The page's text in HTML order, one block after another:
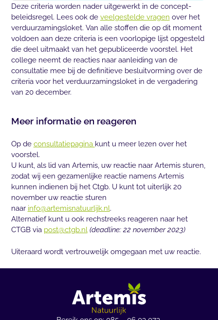
Deze criteria worden nader uitgewerkt in de concept-
beleidsregel. Lees ook de veelgestelde vragen over het
verduurzamingsloket. Van alle stoffen die op dit moment
voldoen aan deze criteria is een voorlopige lijst opgesteld
die deel uitmaakt van het gepubliceerde voorstel. Het
college neemt de reacties naar aanleiding van de
consultatie mee bij de definitieve besluitvorming over de
criteria voor het verduurzamingsloket in de vergadering
van 20 december.
Meer informatie en reageren
Op de consultatiepagina kunt u meer lezen over het
voorstel.
U kunt, als lid van Artemis, uw reactie naar Artemis sturen,
zodat wij een gezamenlijke reactie namens Artemis
kunnen indienen bij het Ctgb. U kunt tot uiterlijk 20
november uw reactie sturen
naar info@artemisnatuurlijk.nl.
Alternatief kunt u ook rechstreeks reageren naar het
CTGB via post@ctgb.nl (deadline: 22 november 2023)
Uiteraard wordt vertrouwelijk omgegaan met uw reactie.